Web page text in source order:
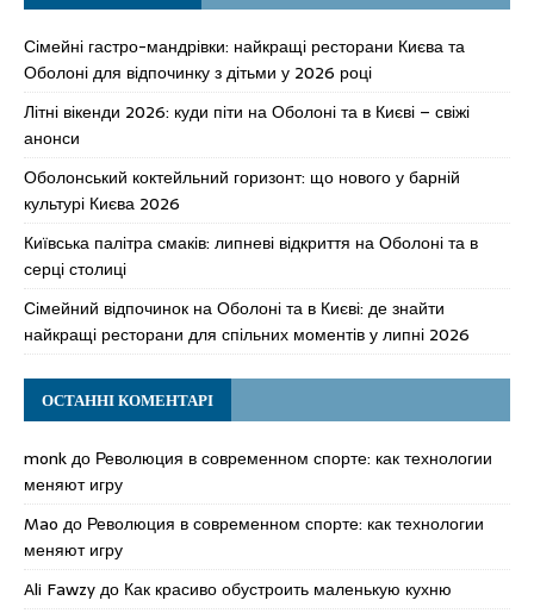
Сімейні гастро-мандрівки: найкращі ресторани Києва та
Оболоні для відпочинку з дітьми у 2026 році
Літні вікенди 2026: куди піти на Оболоні та в Києві – свіжі
анонси
Оболонський коктейльний горизонт: що нового у барній
культурі Києва 2026
Київська палітра смаків: липневі відкриття на Оболоні та в
серці столиці
Сімейний відпочинок на Оболоні та в Києві: де знайти
найкращі ресторани для спільних моментів у липні 2026
ОСТАННІ КОМЕНТАРІ
monkдо Революция в современном спорте: как технологии
меняют игру
Mao до Революция в современном спорте: как технологии
меняют игру
Ali Fawzyдо Как красиво обустроить маленькую кухню